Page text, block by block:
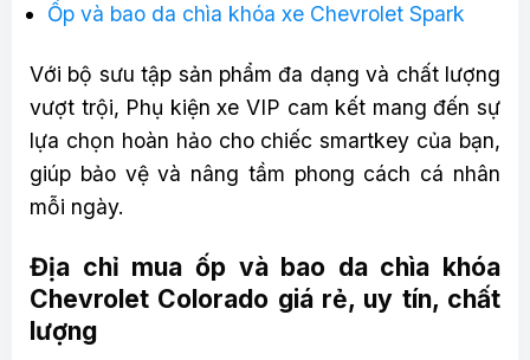
Ốp và bao da chìa khóa xe Chevrolet Spark
Với bộ sưu tập sản phẩm đa dạng và chất lượng
vượt trội, Phụ kiện xe VIP cam kết mang đến sự
lựa chọn hoàn hảo cho chiếc smartkey của bạn,
giúp bảo vệ và nâng tầm phong cách cá nhân
mỗi ngày.
Địa chỉ mua ốp và bao da chìa khóa
Chevrolet Colorado giá rẻ, uy tín, chất
lượng